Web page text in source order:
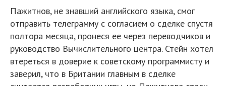
Пажитнов, не знавший английского языка, смог
отправить телеграмму с согласием о сделке спустя
полтора месяца, пронеся ее через переводчиков и
руководство Вычислительного центра. Стейн хотел
втереться в доверие к советскому программисту и
заверил, что в Британии главным в сделке